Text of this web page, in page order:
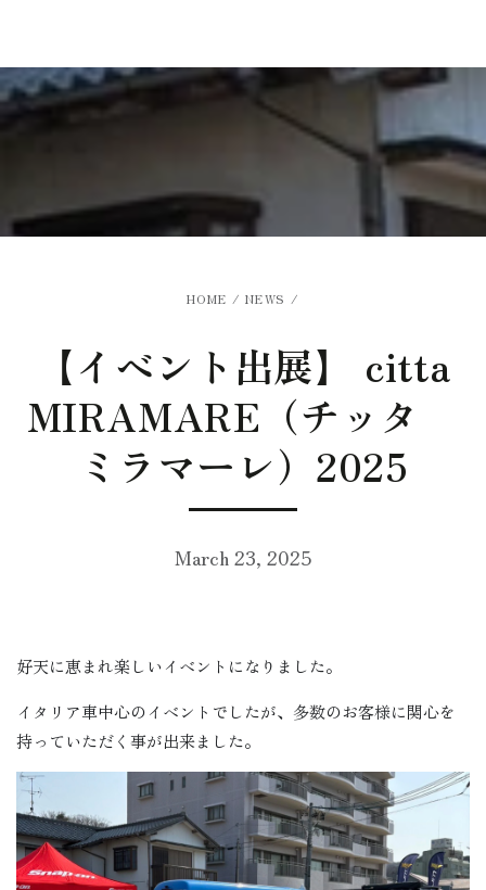
HOME / NEWS /
【イベント出展】 citta
MIRAMARE（チッタ
ミラマーレ）2025
March 23, 2025
好天に恵まれ楽しいイベントになりました。
イタリア車中心のイベントでしたが、多数のお客様に関心を
持っていただく事が出来ました。